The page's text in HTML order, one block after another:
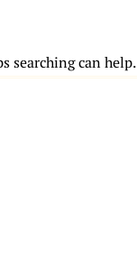
searching can help.